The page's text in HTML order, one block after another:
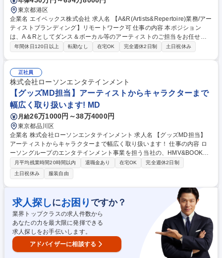
東京都港区
企業名 エイベックス株式会社 求人名 【A&R(Artists&Repertoire)業務/アー
ティストブランディング】リモートワーク可 仕事の内容 本ポジション
は、A＆Rとしてダンス＆ボーカル等のアーティストのご担当をお任せい
たします。担当アーティストにおけるブランディング戦略立案から実行ま
めの企画立案とプロジェクト推進 ■リリースに関する宣伝プランニング ■
ヴィジュアルコンテンツのディレクション（MV・ジャケット・ライヴ映
像等の制作進行） ■リリースに伴う社内編成、素材管理、各部署とのコミ
ュニケーション ※ご経験や適性を鑑みて担当アーティストは決定 募集職
種 【A&R(Artists&Repertoire)業務/アーティストブランディング】リモー
トワーク可
年間休日120日以上 転勤なし 在宅OK 完全週休2日制 土日祝休み
正社員
株式会社ローソンエンタテインメント
【グッズMD担当】アーティストからキャラクターまで
幅広く取り扱います! MD
月給26万1000円～38万4000円
東京都品川区
企業名 株式会社ローソンエンタテインメント 求人名 【グッズMD担当】
アーティストからキャラクターまで幅広く取り扱います！ 仕事の内容 ロ
ーソングループのエンタテインメント事業を担う当社の、HMV&BOOKS
の店舗/EC、ローソン店頭等で扱っている各種エンタメグッズ（アーティ
スト、アニメ、キャラクター、VTuber、クリエイターなど様々なジャン
ル） の販売におけるMD業務全般をお任せします。経験に応じて、幅広く
ご担当いただけます。 【具体的な業務内容】●コンテンツ/IPの新規開拓を
含む商品企画 ●POP UP/展示会等の売場企画 ●コンテンツ/IPホルダー、メ
ーカーとの打ち合わせ、交渉 ●市場分析/販売計画立案/製作進行/予算在庫
管理 ●ローソン含む関係会社、社内他部署との連携 募集職種 【グッズMD
担当】アーティストからキャラクターまで幅広く取り扱います！
月平均残業時間20時間以内 退職金あり 在宅OK
完全週休2日制
土日祝休み
服装自由
求人探しにお困り ですか？
業界トップクラスの求人件数から
あなたの力を最大限に発揮できる
求人探しをお手伝いします。
アドバイザーに相談する